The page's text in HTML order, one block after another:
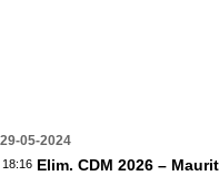
29-05-2024
18:16 Elim. CDM 2026 –